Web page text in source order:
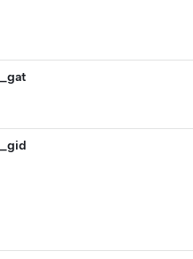
_gat
_gid